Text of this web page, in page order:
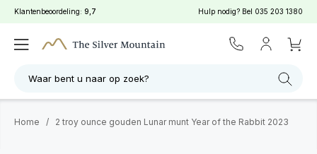
Klantenbeoordeling: 9,7 Hulp nodig? Bel 035 203 1380
Waar bent u naar op zoek?
Home / 2 troy ounce gouden Lunar munt Year of the Rabbit 2023